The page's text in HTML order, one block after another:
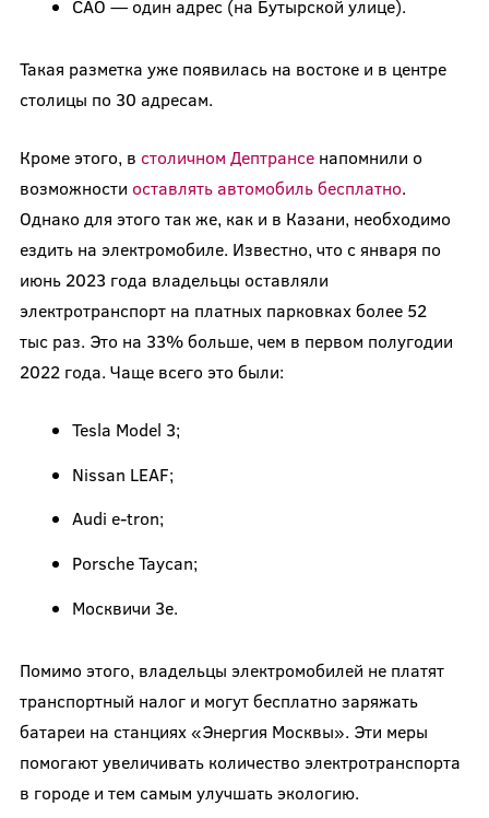
САО — один адрес (на Бутырской улице).
Такая разметка уже появилась на востоке и в центре
столицы по 30 адресам.
Кроме этого, в столичном Дептрансенапомнили о
возможности оставлять автомобиль бесплатно.
Однако для этого так же, как и в Казани, необходимо
ездить на электромобиле. Известно, что с января по
июнь 2023 года владельцы оставляли
электротранспорт на платных парковках более 52
тыс раз. Это на 33% больше, чем в первом полугодии
2022 года. Чаще всего это были:
Tesla Model 3;
Nissan LEAF;
Audi e-tron;
Porsche Taycan;
Москвичи 3е.
Помимо этого, владельцы электромобилей не платят
транспортный налог и могут бесплатно заряжать
батареи на станциях «Энергия Москвы». Эти меры
помогают увеличивать количество электротранспорта
в городе и тем самым улучшать экологию.